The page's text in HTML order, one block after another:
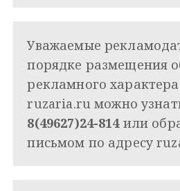
Уважаемые
порядке размещения
рекламного
ruzaria.ru можно
8(49627)24-814или
письмом по адресу